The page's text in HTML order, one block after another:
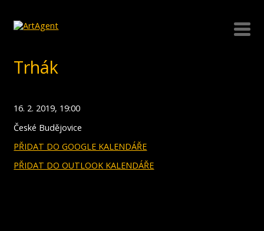
Trhák
16. 2. 2019, 19:00
České Budějovice
PŘIDAT DO GOOGLE KALENDÁŘE
PŘIDAT DO OUTLOOK KALENDÁŘE